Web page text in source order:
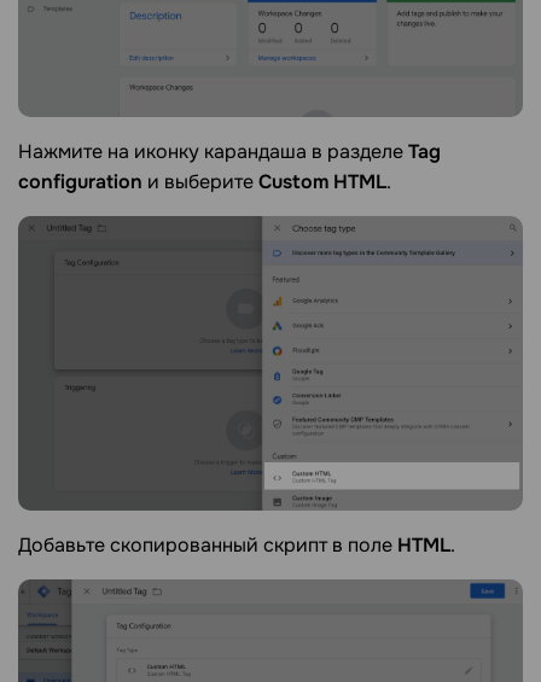
Нажмите на иконку карандаша в разделеTag
configuration и выберитеCustom HTML.
Добавьте скопированный скрипт в поле HTML.